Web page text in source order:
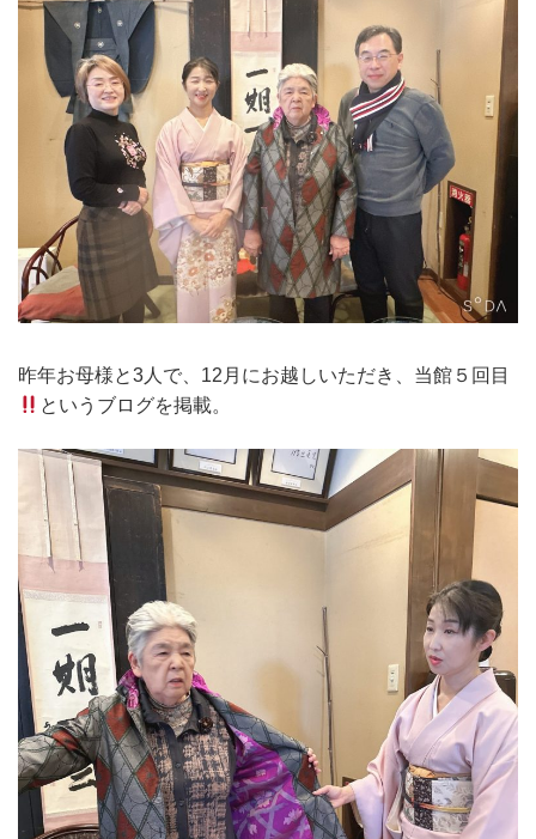
昨年お母様と3人で、12月にお越しいただき、当館５回目
というブログを掲載。